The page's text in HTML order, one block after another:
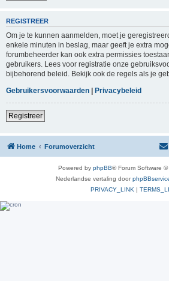
REGISTREER
Om je te kunnen aanmelden, moet je
enkele minuten in beslag, maar geeft je extra
forumbeheerder kan ook extra permissies
gebruikers. Lees voor registratie onze
bijbehorend beleid. Bekijk ook de regels als je
Gebruikersvoorwaarden | Privacybeleid
Registreer
Home Forumoverzicht
Powered by phpBB® Forum Software ©
Nederlandse vertaling door
PRIVACY_LINK |